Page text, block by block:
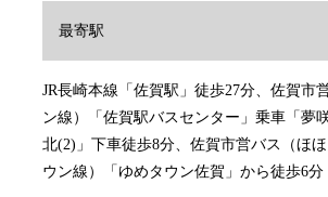
最寄駅
JR長崎本線「佐賀駅」徒歩27分、佐賀市
ン線）「佐賀駅バスセンター」乗車「夢
北(2)」下車徒歩8分、佐賀市営バス（ほ
ウン線）「ゆめタウン佐賀」から徒歩6分